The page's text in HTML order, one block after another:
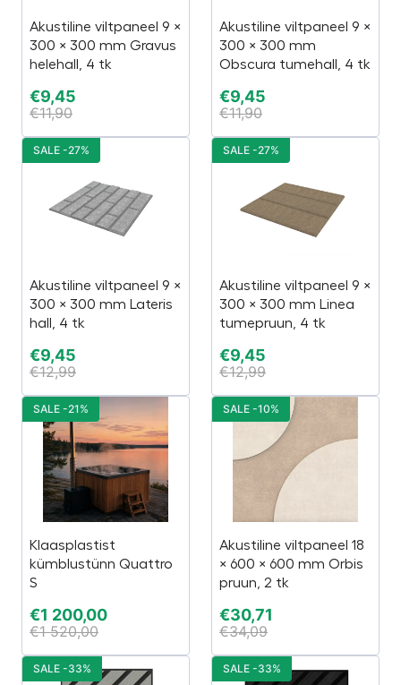
Akustiline viltpaneel 9 ×
300 × 300 mm Gravus
helehall, 4 tk
€9,45
€11,90
Akustiline viltpaneel 9 ×
300 × 300 mm
Obscura tumehall, 4 tk
€9,45
€11,90
Akustiline viltpaneel 9 ×
300 × 300 mm Lateris
hall, 4 tk
€9,45
€12,99
SALE -27%
Akustiline viltpaneel 9 ×
300 × 300 mm Linea
tumepruun, 4 tk
€9,45
€12,99
SALE -27%
Klaasplastist
kümblustünn Quattro
S
€1 200,00
€1 520,00
SALE -21%
Akustiline viltpaneel 18
× 600 × 600 mm Orbis
pruun, 2 tk
€30,71
€34,09
SALE -10%
SALE -33% SALE -33%